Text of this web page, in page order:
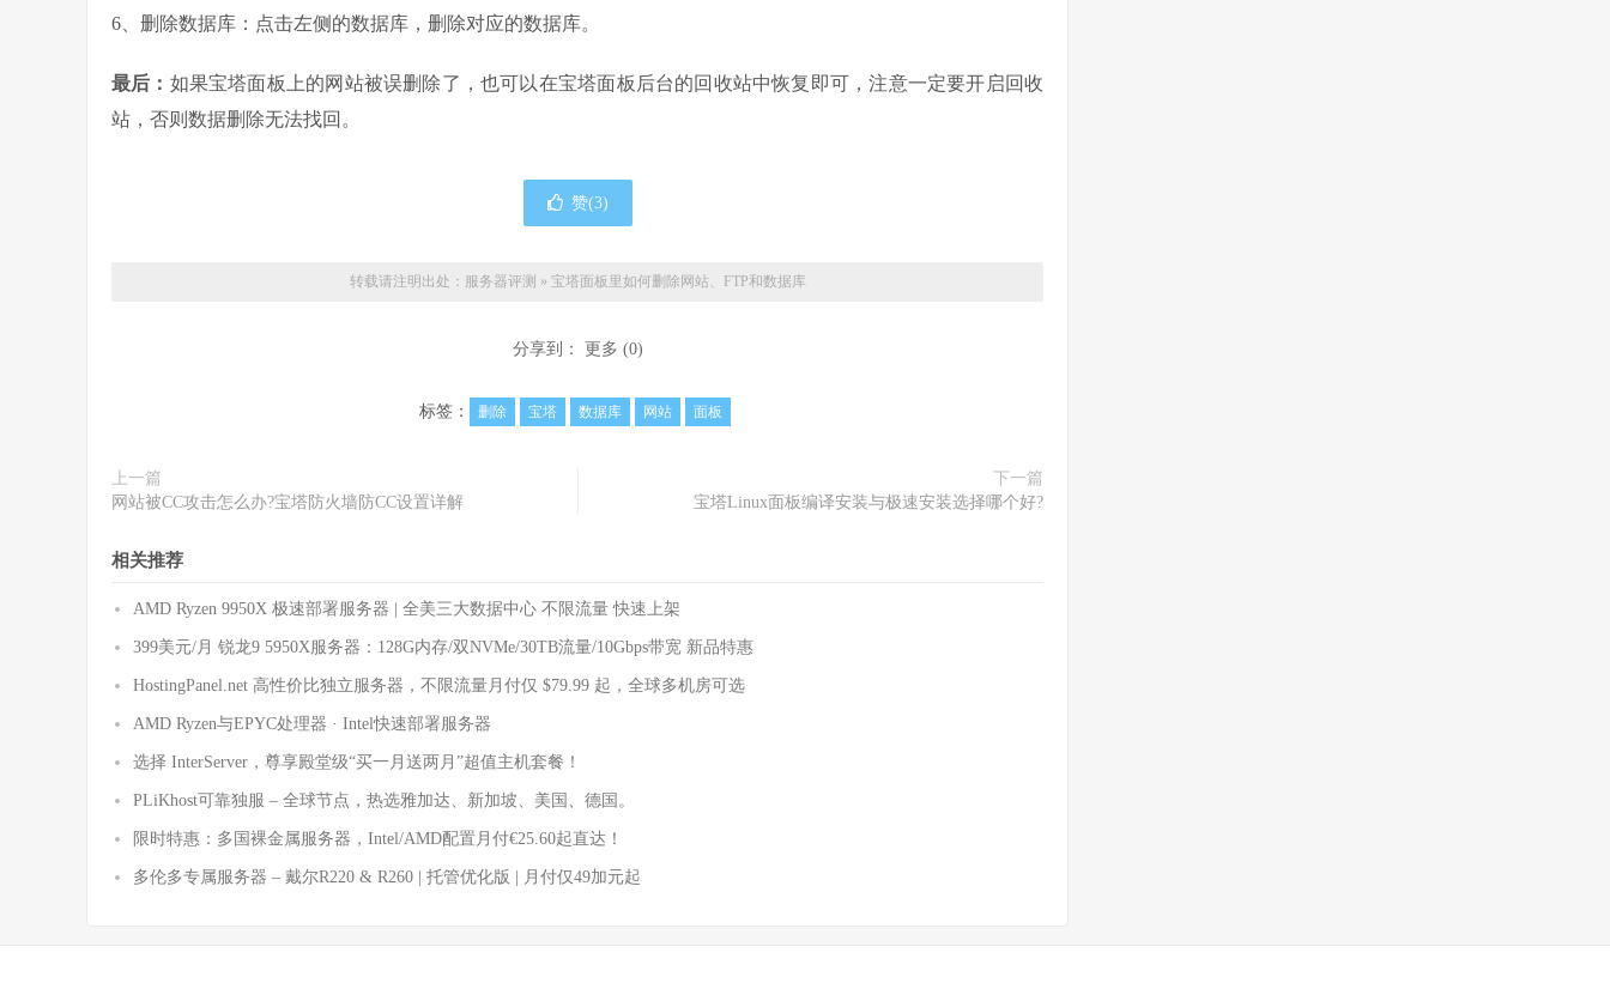
6、删除数据库：点击左侧的数据库，删除对应的数据库。
最后： 如果宝塔面板上的网站被误删除了，也可以在宝塔面板后台的回收站中恢复即可，注意一定要开启回收
站，否则数据删除无法找回。
赞(3)
转载请注明出处： 服务器评测 » 宝塔面板里如何删除网站、FTP和数据库
分享到： 更多 (0)
标签： 删除 宝塔 数据库 网站 面板
上一篇
网站被CC攻击怎么办?宝塔防火墙防CC设置详解
下一篇
宝塔Linux面板编译安装与极速安装选择哪个好?
相关推荐
AMD Ryzen 9950X 极速部署服务器 | 全美三大数据中心 不限流量 快速上架
399美元/月 锐龙9 5950X服务器：128G内存/双NVMe/30TB流量/10Gbps带宽 新品特惠
HostingPanel.net 高性价比独立服务器，不限流量月付仅 $79.99 起，全球多机房可选
AMD Ryzen与EPYC处理器 · Intel快速部署服务器
选择 InterServer，尊享殿堂级“买一月送两月”超值主机套餐！
PLiKhost可靠独服 – 全球节点，热选雅加达、新加坡、美国、德国。
限时特惠：多国裸金属服务器，Intel/AMD配置月付€25.60起直达！
多伦多专属服务器 – 戴尔R220 & R260 | 托管优化版 | 月付仅49加元起